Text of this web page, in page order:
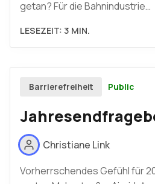
getan? Für die Bahnindustrie…
LESEZEIT: 3 MIN.
Barrierefreiheit Public
Christiane Link
Vorherrschendes Gefühl für